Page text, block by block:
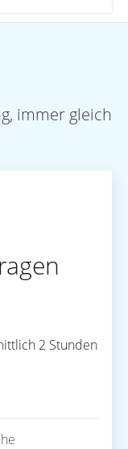
immer gleich
2 Stunden